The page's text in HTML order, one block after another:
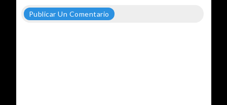
Publicar Un Comentario